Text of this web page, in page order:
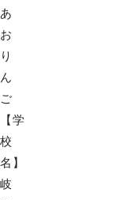
あ
お
り
ん
ご
【学
校
名】
岐